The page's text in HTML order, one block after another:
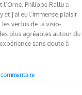
l’Orne. Philippe Rallu a
j’ai eu l’immense plaisir
vertus de la visio-
plus agréables autour du
sans doute à